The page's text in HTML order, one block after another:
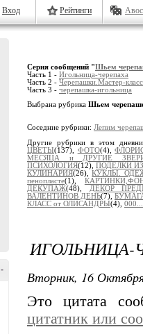
Вход Рейтинги
-
Серия сообщений "Шьем
Часть 1 - Игольница-черепаха
Часть 2 - Черепашки.Мастер-
Часть 3 - черепашка-игольница
Выбрана рубрика Шьем
Соседние рубрики: Лепим
Другие рубрики в этом
ЦВЕТЫ(137), ФОТО(4),
МЕСЯЦА и ДРУГИЕ
ПСИХОЛОГИЯ(12), ПОДЕЛКИ
КУЛИНАРИЯ(26),КУКЛЫ.
пенопласте(1),
ДЕКУПАЖ(48),
ДЕКОР
ВАЛЕНТИНОВ ДЕНЬ(7),
КЛАСС от ОЛИСАНДРЫ(4),
ИГОЛЬНИЦА-
Вторник, 16
Это цитата
цитатник или